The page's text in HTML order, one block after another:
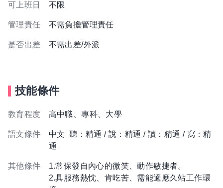
可上班日 不限
管理責任 不需負擔管理責任
是否出差 不需出差/外派
技能條件
教育程度 高中職、專科、大學
語文條件
中文 聽：精通 / 說：精通 / 讀：精通 / 寫：精
通
其他條件
1.常保發自內心的微笑、動作敏捷者。
2.具服務熱忱、肯吃苦、需能適應久站工作環